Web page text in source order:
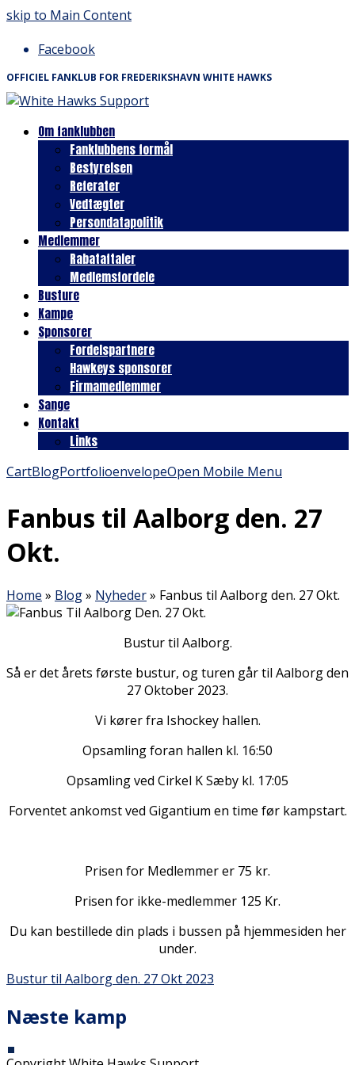
skip to Main Content
Facebook
OFFICIEL FANKLUB FOR FREDERIKSHAVN WHITE HAWKS
Om fanklubben
Fanklubbens formål
Bestyrelsen
Referater
Vedtægter
Persondatapolitik
Medlemmer
Rabataftaler
Medlemsfordele
Busture
Kampe
Sponsorer
Fordelspartnere
Hawkeys sponsorer
Firmamedlemmer
Sange
Kontakt
Links
CartBlogPortfolioenvelopeOpen Mobile Menu
Fanbus til Aalborg den. 27
Okt.
Home » Blog» Nyheder» Fanbus til Aalborg den. 27 Okt.
Bustur til Aalborg.
Så er det årets første bustur, og turen går til Aalborg den
27 Oktober 2023.
Vi kører fra Ishockey hallen.
Opsamling foran hallen kl. 16:50
Opsamling ved Cirkel K Sæby kl. 17:05
Forventet ankomst ved Gigantium en time før kampstart.
Prisen for Medlemmer er 75 kr.
Prisen for ikke-medlemmer 125 Kr.
Du kan bestillede din plads i bussen på hjemmesiden her
under.
Bustur til Aalborg den. 27 Okt 2023
Næste kamp